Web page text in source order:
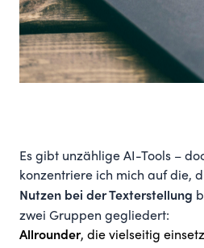
Es gibt unzählige AI-Tools –
konzentriere ich mich auf die,
Nutzen bei der Texterstellung
zwei Gruppen gegliedert:
Allrounder, die vielseitig